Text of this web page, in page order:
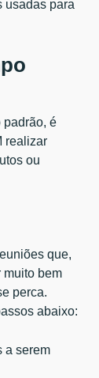
usadas para
padrão, é
realizar
ou
que,
muito bem
perca.
abaixo:
a serem